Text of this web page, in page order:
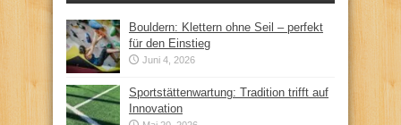
Bouldern: Klettern ohne Seil – perfekt
für den Einstieg
Juni 4, 2026
Sportstättenwartung: Tradition trifft auf
Innovation